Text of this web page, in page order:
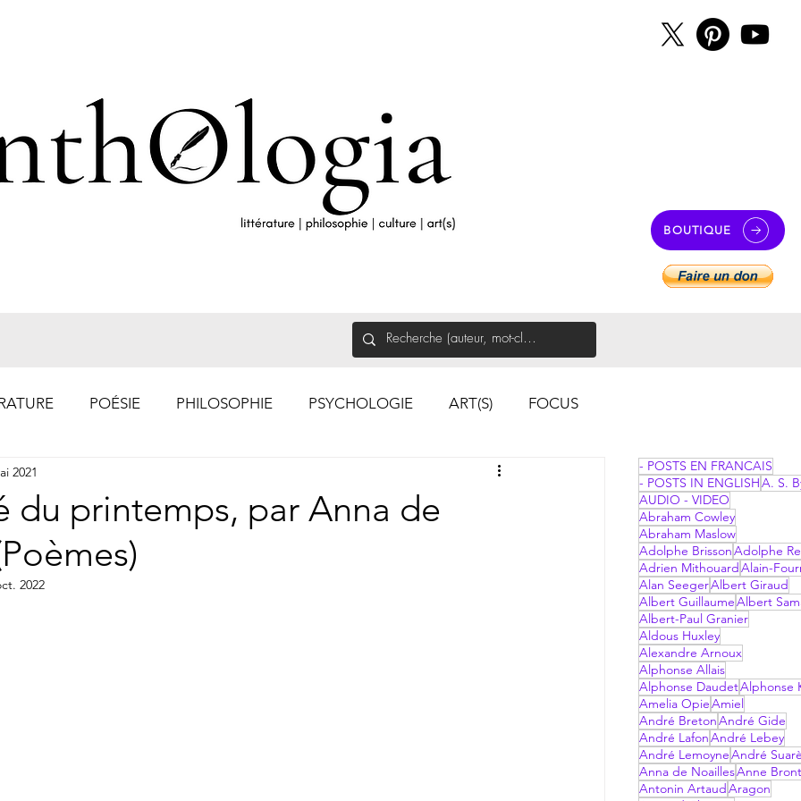
BOUTIQUE
POÉSIE PHILOSOPHIE PSYCHOLOGIE ART(S) FOCUS
du printemps, par Anna de
2021
2022
- POSTS EN FRANCAIS
- POSTS IN ENGLISHA. S.
AUDIO - VIDEO
Abraham Cowley
Abraham Maslow
Adolphe BrissonAdolphe
Adrien Mithouard Alain-
Alan SeegerAlbert Giraud
Albert GuillaumeAlbert
Albert-Paul Granier
Aldous Huxley
Alexandre Arnoux
Alphonse Allais
Alphonse DaudetAlphonse
Amelia OpieAmiel
André BretonAndré Gide
André LafonAndré Lebey
André LemoyneAndré
Anna de NoaillesAnne
Antonin Artaud Aragon